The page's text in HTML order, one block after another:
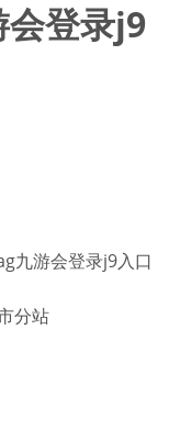
会登录j9
九游会登录j9入口
分站